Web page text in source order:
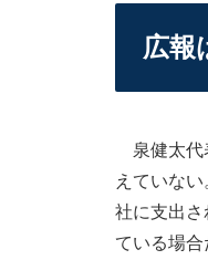
広報
泉健太代
えていな
社に支出
ている場合